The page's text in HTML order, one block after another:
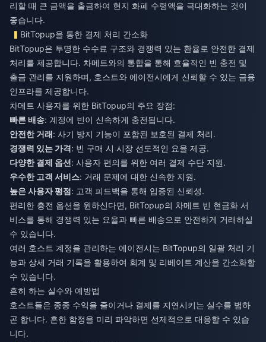
리할 때 큰 금액을 출금하여 현지 화폐 수령액을 극대화하는 것이
좋습니다.
BitTopup을 통한 결제 처리 간소화
BitTopup은 투명한 수수료 구조와 경쟁력 있는 환율로 안전한 결제
처리를 제공합니다. 차메트와의 통합을 통해 효율적인 빈 충전 및
출금 관리를 지원하며, 호스트와 에이전시에게 신뢰할 수 있는 금융
인프라를 제공합니다.
차메트 사용자를 위한 BitTopup의 주요 장점:
빠른 배송: 계정에 빈이 신속하게 충전됩니다.
안전한 거래: 사기 방지 기능이 포함된 보호된 결제 처리.
경쟁력 있는 가격: 빈 구매 시 시장 선도적인 요율 제공.
다양한 결제 옵션: 사용자 편의를 위한 여러 결제 수단 지원.
우수한 고객 서비스: 거래 문제에 대한 신속한 지원.
높은 사용자 평점: 고객 피드백을 통해 입증된 신뢰성.
편리한 충전 옵션을 원하신다면, BitTopup의 차메트 빈 현금화 서
비스를 통해 경쟁력 있는 요율과 빠른 배송으로 안전하게 거래하실
수 있습니다.
여러 호스트 계정을 관리하는 에이전시는 BitTopup의 일괄 처리 기
능과 상세 거래 기록을 활용하여 회계 및 리베이트 계산을 간소화할
수 있습니다.
흔히 하는 실수와 예방법
호스트들은 종종 수익을 줄이거나 결제를 지연시키는 실수를 범하
곤 합니다. 흔한 함정을 미리 파악하면 선제적으로 대응할 수 있습
니다.